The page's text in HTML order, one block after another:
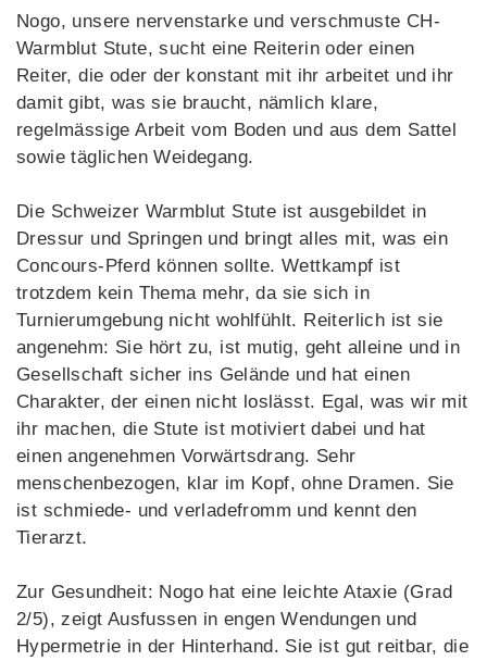
Nogo, unsere nervenstarke und verschmuste CH-
Warmblut Stute, sucht eine Reiterin oder einen
Reiter, die oder der konstant mit ihr arbeitet und ihr
damit gibt, was sie braucht, nämlich klare,
regelmässige Arbeit vom Boden und aus dem Sattel
sowie täglichen Weidegang.
Die Schweizer Warmblut Stute ist ausgebildet in
Dressur und Springen und bringt alles mit, was ein
Concours-Pferd können sollte. Wettkampf ist
trotzdem kein Thema mehr, da sie sich in
Turnierumgebung nicht wohlfühlt. Reiterlich ist sie
angenehm: Sie hört zu, ist mutig, geht alleine und in
Gesellschaft sicher ins Gelände und hat einen
Charakter, der einen nicht loslässt. Egal, was wir mit
ihr machen, die Stute ist motiviert dabei und hat
einen angenehmen Vorwärtsdrang. Sehr
menschenbezogen, klar im Kopf, ohne Dramen. Sie
ist schmiede- und verladefromm und kennt den
Tierarzt.
Zur Gesundheit: Nogo hat eine leichte Ataxie (Grad
2/5), zeigt Ausfussen in engen Wendungen und
Hypermetrie in der Hinterhand. Sie ist gut reitbar, die